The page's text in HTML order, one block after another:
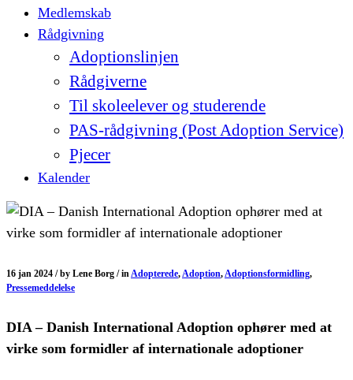
Medlemskab
Rådgivning
Adoptionslinjen
Rådgiverne
Til skoleelever og studerende
PAS-rådgivning (Post Adoption Service)
Pjecer
Kalender
16 jan 2024 /by Lene Borg /in Adopterede, Adoption, Adoptionsformidling,
Pressemeddelelse
DIA – Danish International Adoption ophører med at
virke som formidler af internationale adoptioner